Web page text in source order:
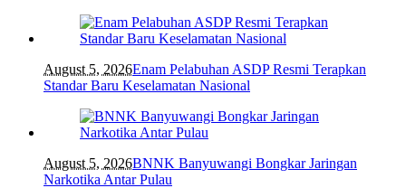
August 5, 2026Enam Pelabuhan ASDP Resmi Terapkan
Standar Baru Keselamatan Nasional
August 5, 2026BNNK Banyuwangi Bongkar Jaringan
Narkotika Antar Pulau